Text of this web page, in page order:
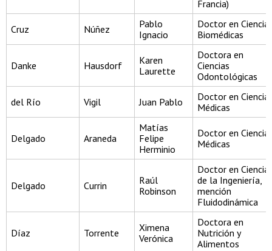
Francia)
Cruz Núñez
Pablo
Ignacio
Doctor en
Biomédicas
Danke Hausdorf
Karen
Laurette
Doctora en
Ciencias
Odontológicas
del Río Vigil Juan Pablo
Doctor en
Médicas
Delgado Araneda
Matías
Felipe
Herminio
Doctor en
Médicas
Delgado Currin
Raúl
Robinson
Doctor en
de la Ingeniería,
mención
Fluidodinámica
Díaz Torrente
Ximena
Verónica
Doctora en
Nutrición y
Alimentos